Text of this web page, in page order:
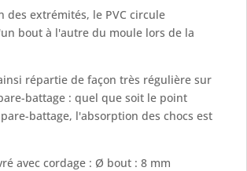
des extrémités, le PVC circule
bout à l'autre du moule lors de la
répartie de façon très régulière sur
battage : quel que soit le point
battage, l'absorption des chocs est
avec cordage : Ø bout : 8 mm